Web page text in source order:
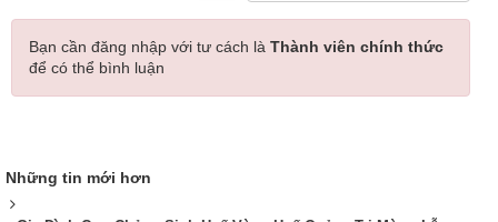
Bạn cần đăng nhập với tư cách là Thành viên chính thức
để có thể bình luận
Những tin mới hơn